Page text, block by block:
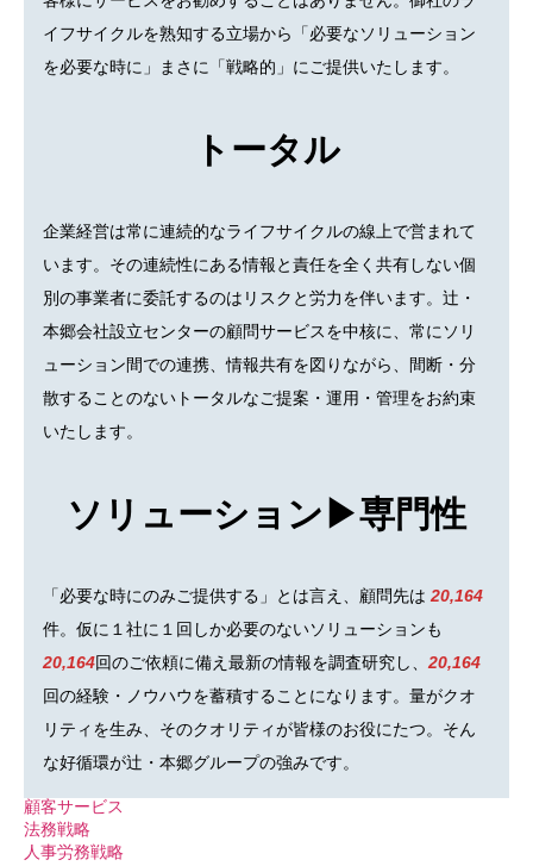
イフサイクルを熟知する立場から「必要なソリューション
を必要な時に」まさに「戦略的」にご提供いたします。
トータル
企業経営は常に連続的なライフサイクルの線上で営まれて
います。その連続性にある情報と責任を全く共有しない個
別の事業者に委託するのはリスクと労力を伴います。辻・
本郷会社設立センターの顧問サービスを中核に、常にソリ
ューション間での連携、情報共有を図りながら、間断・分
散することのないトータルなご提案・運用・管理をお約束
いたします。
ソリューション▶専門性
「必要な時にのみご提供する」とは言え、顧問先は 20,164
件。仮に１社に１回しか必要のないソリューションも
20,164回のご依頼に備え最新の情報を調査研究し、 20,164
回の経験・ノウハウを蓄積することになります。量がクオ
リティを生み、そのクオリティが皆様のお役にたつ。そん
な好循環が辻・本郷グループの強みです。
顧客サービス
法務戦略
人事労務戦略